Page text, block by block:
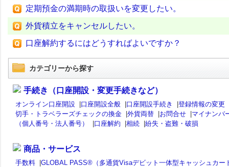
定期預金の満期時の取扱いを変更したい。
外貨積立をキャンセルしたい。
口座解約するにはどうすればよいですか？
カテゴリーから探す
手続き（口座開設・変更手続きなど）
オンライン口座開設 口座開設全般 口座開設手続き
登録情報の変更
切手・トラベラーズチェックの換金
外貨両替 お問合せ
マイナンバ
（個人番号・法人番号）
口座解約 相続 紛失・盗難・破損
商品・サービス
手数料
GLOBAL PASS®（多通貨Visaデビット一体型キャッシュカー